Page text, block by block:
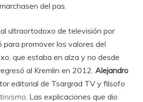
del pas.
ultraortodoxo de televisión por
para promover los valores del
que estaba en alza y no desde
al Kremlin en 2012. Alejandro
editorial de Tsargrad TV y filsofo
. Las explicaciones que dio